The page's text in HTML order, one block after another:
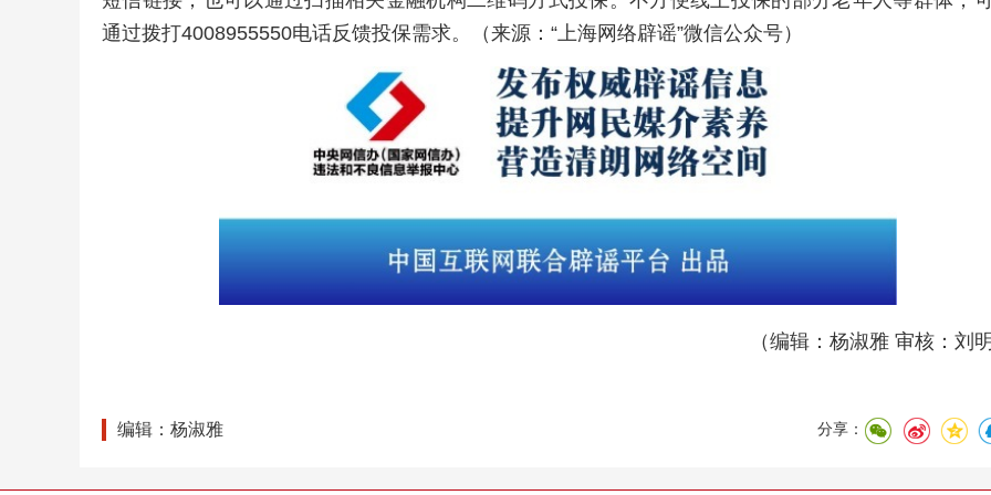
通过拨打4008955550电话反馈投保需求。（来源：“上海网络辟谣”微信公众号）
（编辑：杨淑雅 审核：刘
编辑：杨淑雅 分享：